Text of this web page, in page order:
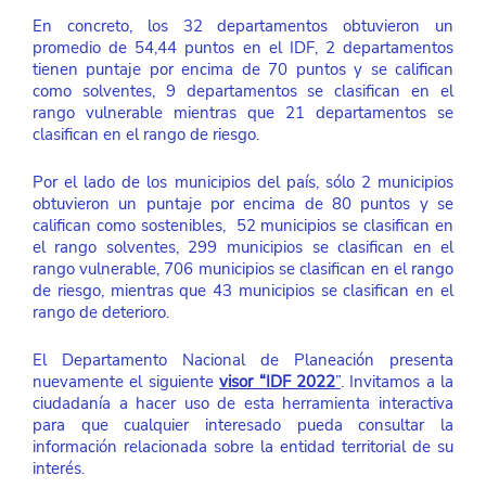
En concreto, los 32 departamentos obtuvieron un
promedio de 54,44 puntos en el IDF, 2 departamentos
tienen puntaje por encima de 70 puntos y se califican
como solventes, 9 departamentos se clasifican en el
rango vulnerable mientras que 21 departamentos se
clasifican en el rango de riesgo.
Por el lado de los municipios del país, sólo 2 municipios
obtuvieron un puntaje por encima de 80 puntos y se
califican como sostenibles,  52 municipios se clasifican en
el rango solventes, 299 municipios se clasifican en el
rango vulnerable, 706 municipios se clasifican en el rango
de riesgo, mientras que 43 municipios se clasifican en el
rango de deterioro.
El Departamento Nacional de Planeación presenta
nuevamente el siguiente visor “IDF 2022”. Invitamos a la
ciudadanía a hacer uso de esta herramienta interactiva
para que cualquier interesado pueda consultar la
información relacionada sobre la entidad territorial de su
interés.